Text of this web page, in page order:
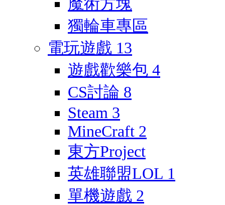
獨輪車專區
電玩遊戲 13
遊戲歡樂包 4
CS討論 8
Steam 3
MineCraft 2
東方Project
英雄聯盟LOL 1
單機遊戲 2